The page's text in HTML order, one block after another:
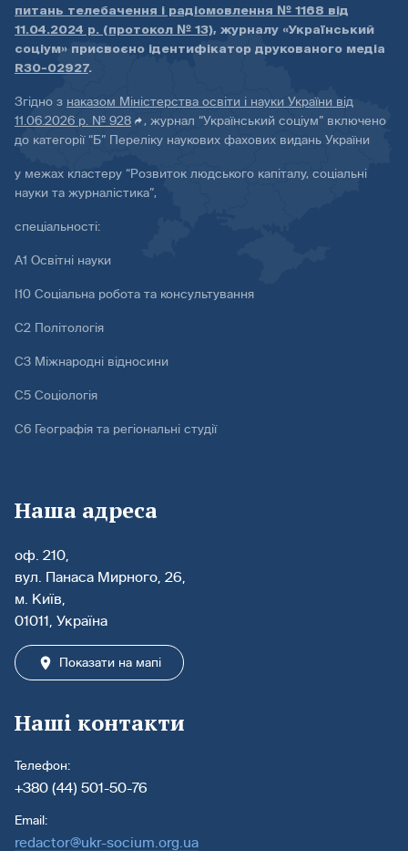
питань телебачення і радіомовлення № 1168 від
11.04.2024 р. (протокол № 13), журналу «Український
соціум» присвоєно ідентифікатор друкованого медіа
R30-02927.
Згідно з наказом Міністерства освіти і науки України від
11.06.2026 р. № 928
, журнал “Український соціум” включено
до категорії “Б” Переліку наукових фахових видань України
у межах кластеру “Розвиток людського капіталу, соціальні
науки та журналістика”,
спеціальності:
А1 Освітні науки
І10 Соціальна робота та консультування
С2 Політологія
С3 Міжнародні відносини
С5 Соціологія
С6 Географія та регіональні студії
Наша адреса
оф. 210,
вул. Панаса Мирного, 26,
м. Київ,
01011, Україна
Показати на мапі
Наші контакти
Телефон:
+380 (44) 501-50-76
Email:
redactor@ukr-socium.org.ua